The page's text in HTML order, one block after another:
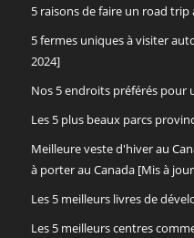
5 raisons de faire un road
5 fermes uniques à visiter
2024]
Nos 5 endroits préférés pour
Les 5 plus beaux parcs
Meilleure veste d'hiver au
à porter au Canada [Mis à
Les 5 meilleurs livres de
Les 5 meilleurs centres